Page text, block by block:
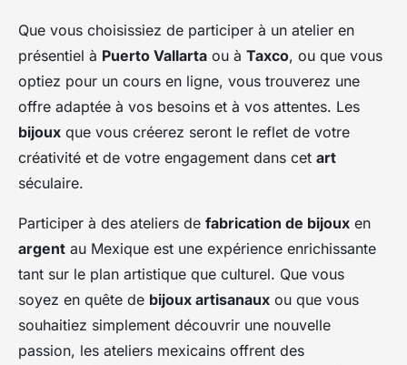
Que vous choisissiez de participer à un atelier en
présentiel à Puerto Vallarta ou à Taxco, ou que vous
optiez pour un cours en ligne, vous trouverez une
offre adaptée à vos besoins et à vos attentes. Les
bijoux que vous créerez seront le reflet de votre
créativité et de votre engagement dans cet art
séculaire.
Participer à des ateliers de fabrication de bijoux en
argent au Mexique est une expérience enrichissante
tant sur le plan artistique que culturel. Que vous
soyez en quête de bijoux artisanaux ou que vous
souhaitiez simplement découvrir une nouvelle
passion, les ateliers mexicains offrent des